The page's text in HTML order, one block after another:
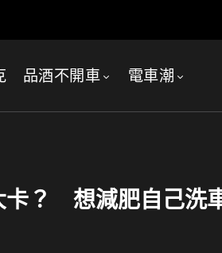
品酒不開車 電車潮
卡？ 想減肥自己洗